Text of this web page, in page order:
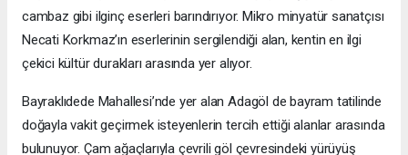
cambaz gibi ilginç eserleri barındırıyor. Mikro minyatür sanatçısı
Necati Korkmaz’ın eserlerinin sergilendiği alan, kentin en ilgi
çekici kültür durakları arasında yer alıyor.
Bayraklıdede Mahallesi’nde yer alan Adagöl de bayram tatilinde
doğayla vakit geçirmek isteyenlerin tercih ettiği alanlar arasında
bulunuyor. Çam ağaçlarıyla çevrili göl çevresindeki yürüyüş